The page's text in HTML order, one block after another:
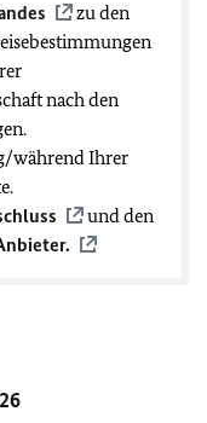
zu den
nach den
während Ihrer
und den